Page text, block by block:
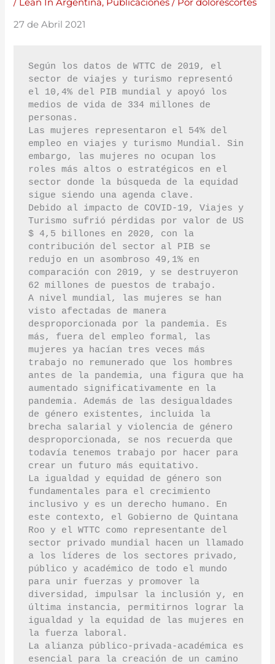
/ Lean In Argentina, Publicaciones / Pordolorescortes
27 de Abril 2021
Según los datos de WTTC de 2019, el
sector de viajes y turismo representó
el 10,4% del PIB mundial y apoyó los
medios de vida de 334 millones de
personas.
Las mujeres representaron el 54% del
empleo en viajes y turismo Mundial. Sin
embargo, las mujeres no ocupan los
roles más altos o estratégicos en el
sector donde la búsqueda de la equidad
sigue siendo una agenda clave.
Debido al impacto de COVID-19, Viajes y
Turismo sufrió pérdidas por valor de US
$ 4,5 billones en 2020, con la
contribución del sector al PIB se
redujo en un asombroso 49,1% en
comparación con 2019, y se destruyeron
62 millones de puestos de trabajo.
A nivel mundial, las mujeres se han
visto afectadas de manera
desproporcionada por la pandemia. Es
más, fuera del empleo formal, las
mujeres ya hacían tres veces más
trabajo no remunerado que los hombres
antes de la pandemia, una figura que ha
aumentado significativamente en la
pandemia. Además de las desigualdades
de género existentes, incluida la
brecha salarial y violencia de género
desproporcionada, se nos recuerda que
todavía tenemos trabajo por hacer para
crear un futuro más equitativo.
La igualdad y equidad de género son
fundamentales para el crecimiento
inclusivo y es un derecho humano. En
este contexto, el Gobierno de Quintana
Roo y el WTTC como representante del
sector privado mundial hacen un llamado
a los líderes de los sectores privado,
público y académico de todo el mundo
para unir fuerzas y promover la
diversidad, impulsar la inclusión y, en
última instancia, permitirnos lograr la
igualdad y la equidad de las mujeres en
la fuerza laboral.
La alianza público-privada-académica es
esencial para la creación de un camino